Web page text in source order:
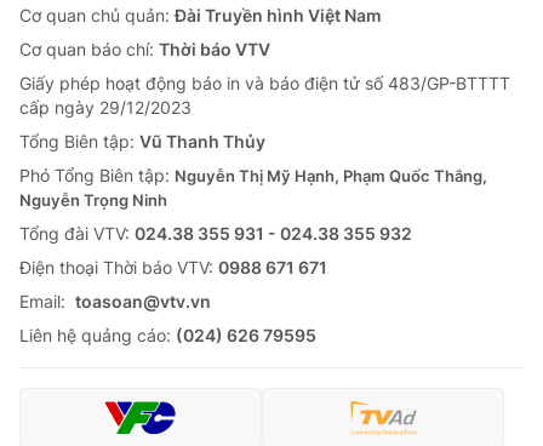
Cơ quan chủ quản:Đài Truyền hình Việt Nam
Cơ quan báo chí: Thời báo VTV
Giấy phép hoạt động báo in và báo điện tử số 483/GP-BTTTT
cấp ngày 29/12/2023
Tổng Biên tập: Vũ Thanh Thủy
Phó Tổng Biên tập: Nguyễn Thị Mỹ Hạnh, Phạm Quốc Thắng,
Nguyễn Trọng Ninh
Tổng đài VTV: 024.38 355 931 - 024.38 355 932
Ðiện thoại Thời báo VTV: 0988 671 671
Email: toasoan@vtv.vn
Liên hệ quảng cáo: (024) 626 79595